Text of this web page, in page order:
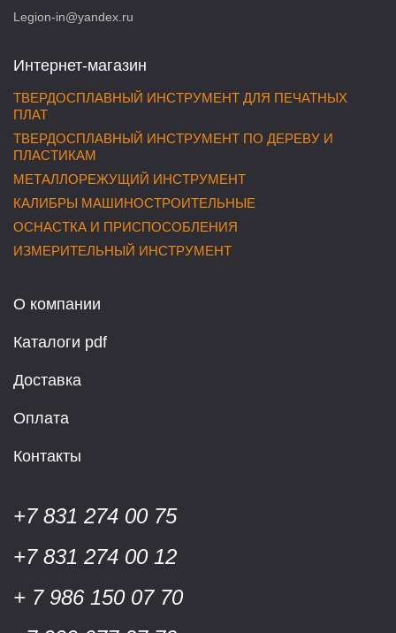
Legion-in@yandex.ru
Интернет-магазин
ТВЕРДОСПЛАВНЫЙ ИНСТРУМЕНТ ДЛЯ ПЕЧАТНЫХ
ПЛАТ
ТВЕРДОСПЛАВНЫЙ ИНСТРУМЕНТ ПО ДЕРЕВУ И
ПЛАСТИКАМ
МЕТАЛЛОРЕЖУЩИЙ ИНСТРУМЕНТ
КАЛИБРЫ МАШИНОСТРОИТЕЛЬНЫЕ
ОСНАСТКА И ПРИСПОСОБЛЕНИЯ
ИЗМЕРИТЕЛЬНЫЙ ИНСТРУМЕНТ
О компании
Каталоги pdf
Доставка
Оплата
Контакты
+7 831 274 00 75
+7 831 274 00 12
+ 7 986 150 07 70